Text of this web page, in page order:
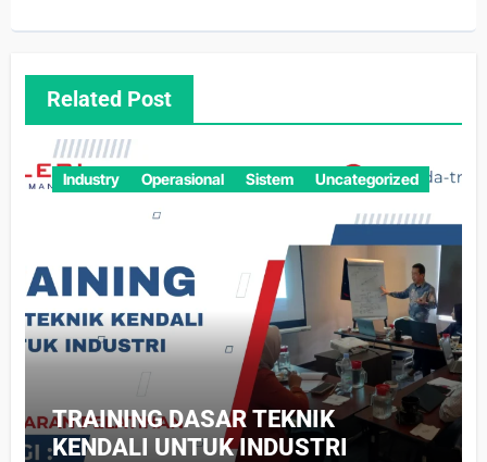
Related Post
Industry Operasional Sistem Uncategorized
TRAINING DASAR TEKNIK
KENDALI UNTUK INDUSTRI